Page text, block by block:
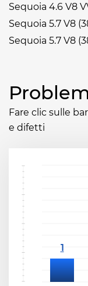
Sequoia 4.6 V8
Sequoia 5.7 V8
Sequoia 5.7 V8
Fare clic sulle
e difetti